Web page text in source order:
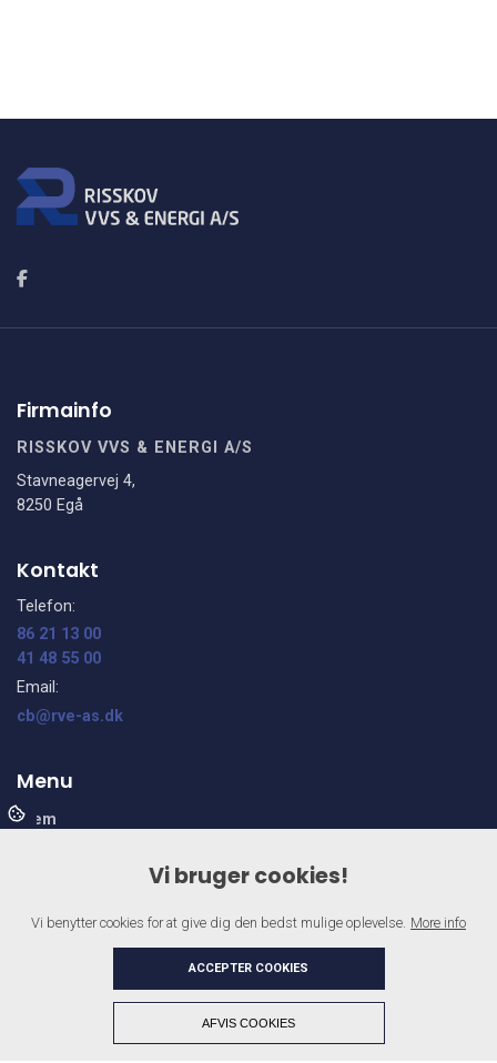
Firmainfo
RISSKOV VVS & ENERGI A/S
Stavneagervej 4,
8250 Egå
Kontakt
Telefon:
86 21 13 00
41 48 55 00
Email:
cb@rve-as.dk
Menu
Hjem
Kvalitet og garanti
Vi bruger cookies!
Vi benytter cookies for at give dig den bedst mulige oplevelse. More info
ACCEPTER COOKIES
AFVIS COOKIES